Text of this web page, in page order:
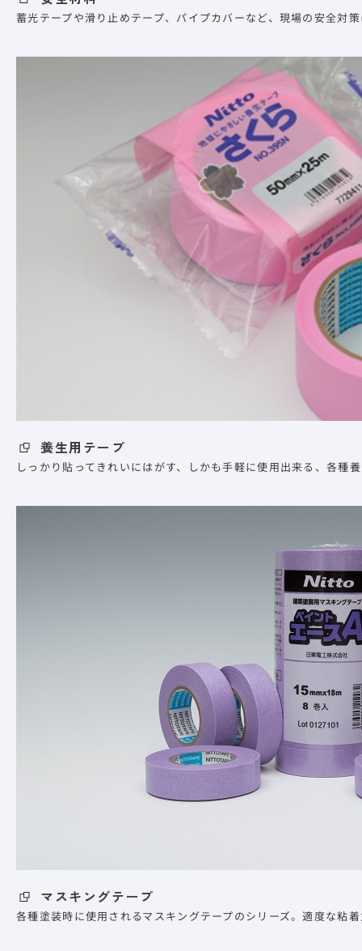
蓄光テープや滑り止めテープ、パイプカバーなど、現場の安全対
養生用テープ
しっかり貼ってきれいにはがす、しかも手軽に使用出来る、各種
マスキングテープ
各種塗装時に使用されるマスキングテープのシリーズ。適度な粘